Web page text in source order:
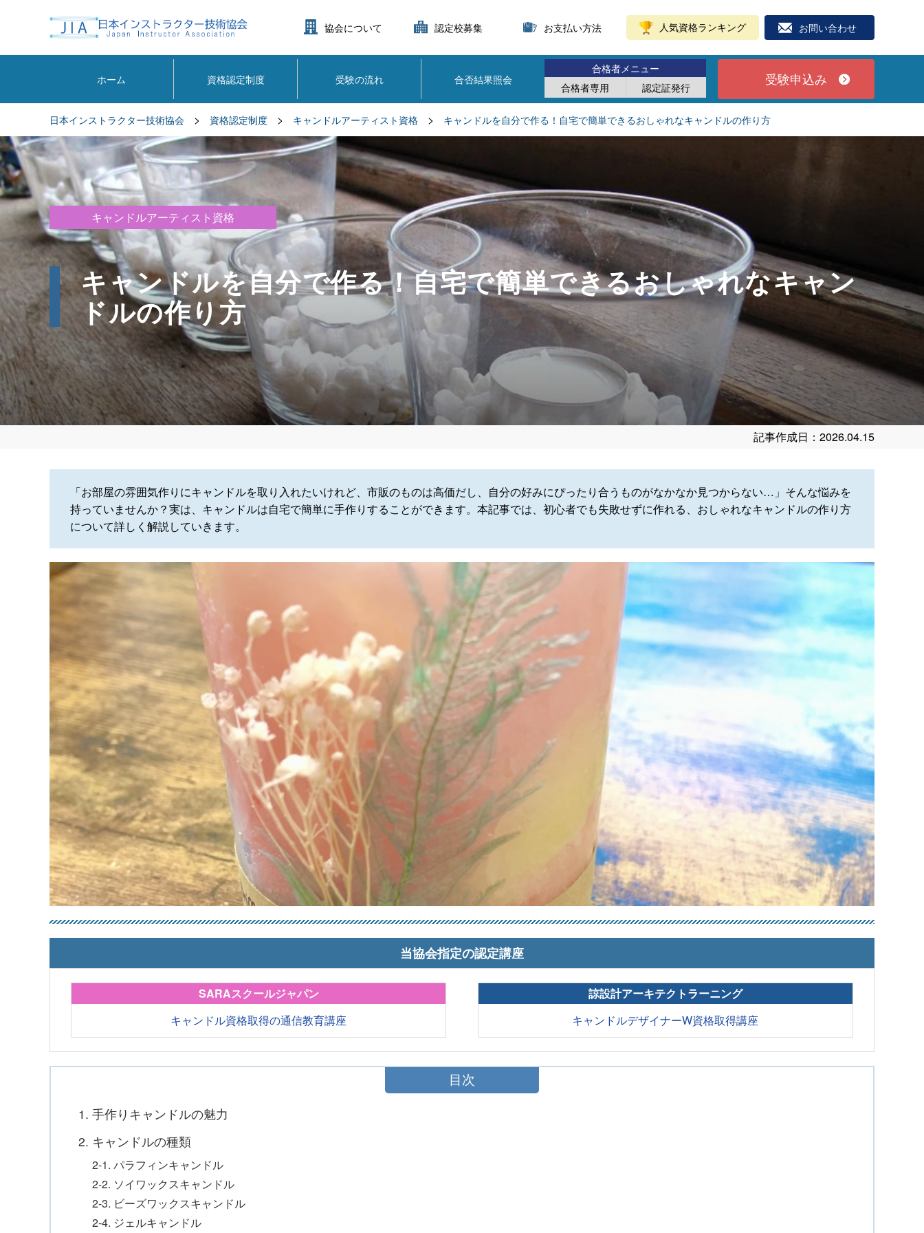
協会について 認定校募集 お支払い方法 人気資格ランキング お問い合わせ
ホーム 資格認定制度 受験の流れ 合否結果照会
合格者メニュー
合格者専用
認定証発行 受験申込み
日本インストラクター技術協会 > 資格認定制度 > キャンドルアーティスト資格 > キャンドルを自分で作る！自宅で簡単できるおしゃれなキャンドルの作り方
キャンドルアーティスト資格
キャンドルを自分で作る！自宅で簡単できるおしゃれなキャン
ドルの作り方
記事作成日：2026.04.15
「お部屋の雰囲気作りにキャンドルを取り入れたいけれど、市販のものは高価だし、自分の好みにぴったり合うものがなかなか見つからない…」そんな悩みを
持っていませんか？実は、キャンドルは自宅で簡単に手作りすることができます。本記事では、初心者でも失敗せずに作れる、おしゃれなキャンドルの作り方
について詳しく解説していきます。
当協会指定の認定講座
SARAスクールジャパン
キャンドル資格取得の通信教育講座
諒設計アーキテクトラーニング
キャンドルデザイナーW資格取得講座
目次
1. 手作りキャンドルの魅力
2. キャンドルの種類
2-1. パラフィンキャンドル
2-2. ソイワックスキャンドル
2-3. ビーズワックスキャンドル
2-4. ジェルキャンドル